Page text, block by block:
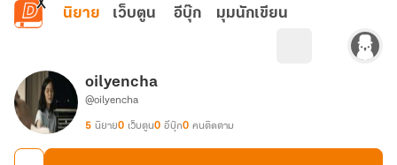
ข้ามไปยังเนื้อหาหลัก
นิยาย เว็บตูน อีบุ๊ก มุมนักเขียน
oilyencha
@oilyencha
5 นิยาย0 เว็บตูน0 อีบุ๊ก0 คนติดตาม